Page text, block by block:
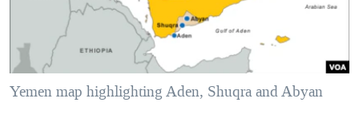
NGƯỜI VIỆT HẢI NGOẠI
ĐỜI SỐNG
KINH TẾ
KHOA HỌC
TẠI
HÀNH TRÌNH BẦU CỬ 2024
MỘT NĂM CHIẾN TRANH TẠI DẢI GAZA
GIẢI MÃ VÀNH ĐAI & CON ĐƯỜNG
NGHE
MẠNG XÃ HỘI
Yemen map highlighting Aden, Shuqra and Abyan